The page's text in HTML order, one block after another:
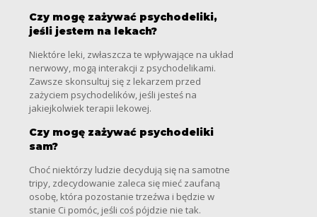
Czy mogę zażywać psychodeliki,
jeśli jestem na lekach?
Niektóre leki, zwłaszcza te wpływające na układ
nerwowy, mogą interakcji z psychodelikami.
Zawsze skonsultuj się z lekarzem przed
zażyciem psychodelików, jeśli jesteś na
jakiejkolwiek terapii lekowej.
Czy mogę zażywać psychodeliki
sam?
Choć niektórzy ludzie decydują się na samotne
tripy, zdecydowanie zaleca się mieć zaufaną
osobę, która pozostanie trzeźwa i będzie w
stanie Ci pomóc, jeśli coś pójdzie nie tak.